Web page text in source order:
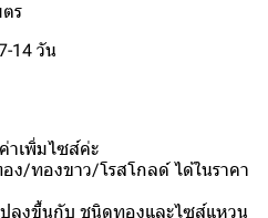
ร
14 วัน
าเพิ่มไซส์ค่ะ
อง/ทองขาว/โรสโกลด์ ได้ในราคา
ลงขึ้นกับ ชนิดทองและไซส์แหวน